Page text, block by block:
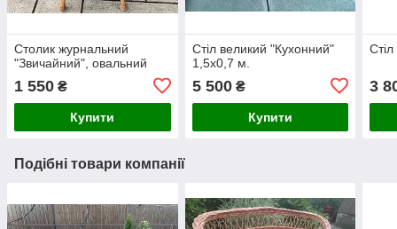
Столик журнальний
"Звичайний", овальний
1 550 ₴
Купити
Стіл великий "Кухонний"
1,5х0,7 м.
5 500₴
Купити
3
Подібні товари компанії